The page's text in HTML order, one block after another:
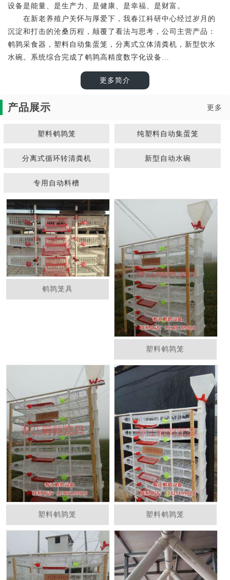
设备是能量、是生产力、是健康、是幸福、是财富。
在新老养殖户关怀与厚爱下，我春江科研中心经过岁月的
沉淀和打击的沧桑历程，颠覆了看法与思考，公司主营产品：
鹌鹑采食器，塑料自动集蛋笼，分离式立体清粪机，新型饮水
水碗。系统综合完成了鹌鹑高精度数字化设备...
更多简介
产品展示 更多
塑料鹌鹑笼 纯塑料自动集蛋笼
分离式循环转清粪机 新型自动水碗
专用自动料槽
鹌鹑笼具
塑料鹌鹑笼
塑料鹌鹑笼 塑料鹌鹑笼